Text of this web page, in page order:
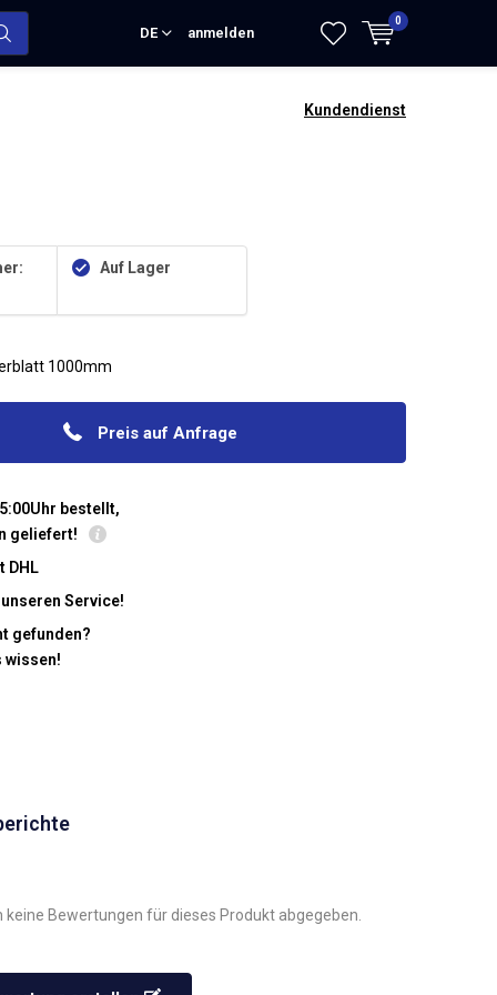
DE anmelden
0
Kundendienst
Auf Lager
1000mm
Preis auf Anfrage
bestellt,
geliefert!
DHL
Service!
gefunden?
wissen!
keine Bewertungen für dieses Produkt abgegeben.